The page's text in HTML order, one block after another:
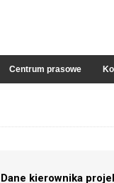
Centrum prasowe
Dane kierownika